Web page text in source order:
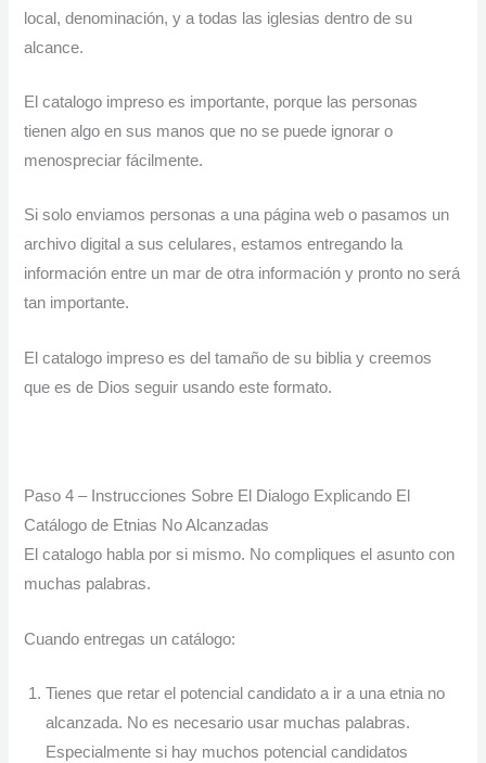
local, denominación, y a todas las iglesias dentro de su
alcance.
El catalogo impreso es importante, porque las personas
tienen algo en sus manos que no se puede ignorar o
menospreciar fácilmente.
Si solo enviamos personas a una página web o pasamos un
archivo digital a sus celulares, estamos entregando la
información entre un mar de otra información y pronto no será
tan importante.
El catalogo impreso es del tamaño de su biblia y creemos
que es de Dios seguir usando este formato.
Paso 4 – Instrucciones Sobre El Dialogo Explicando El
Catálogo de Etnias No Alcanzadas
El catalogo habla por si mismo. No compliques el asunto con
muchas palabras.
Cuando entregas un catálogo:
Tienes que retar el potencial candidato a ir a una etnia no
alcanzada. No es necesario usar muchas palabras.
Especialmente si hay muchos potencial candidatos